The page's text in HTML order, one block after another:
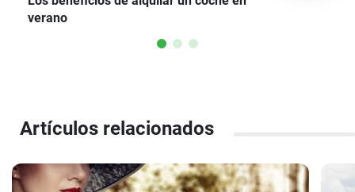
verano
Artículos relacionados